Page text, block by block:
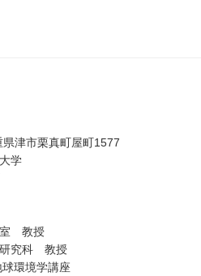
津市栗真町屋町1577
学
室 教授
研究科 教授
環境学講座